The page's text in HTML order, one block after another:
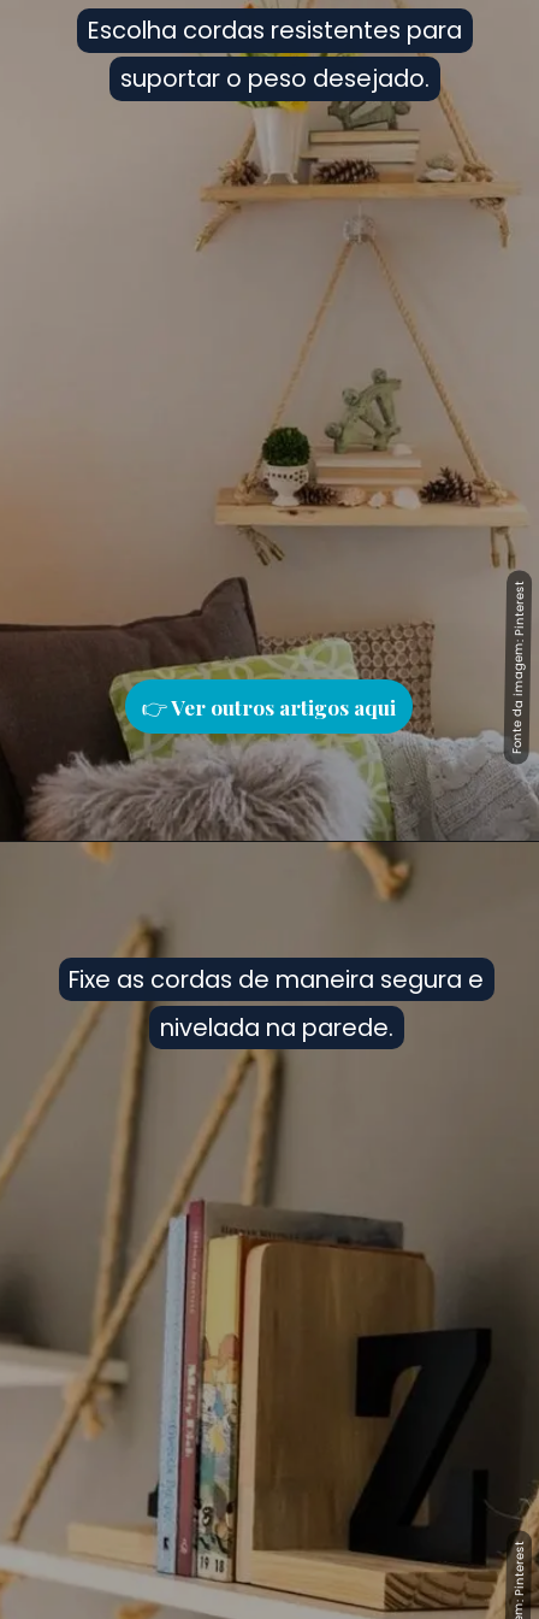
Escolha cordas resistentes para
suportar o peso desejado.
Escolha cordas resistentes para
suportar o peso desejado.
👉Ver outros artigos aqui Fonte da imagem: Pinterest
Fonte da imagem: Pinterest
Fixe as cordas de maneira segura e
nivelada na parede.
Fixe as cordas de maneira segura e
nivelada na parede.